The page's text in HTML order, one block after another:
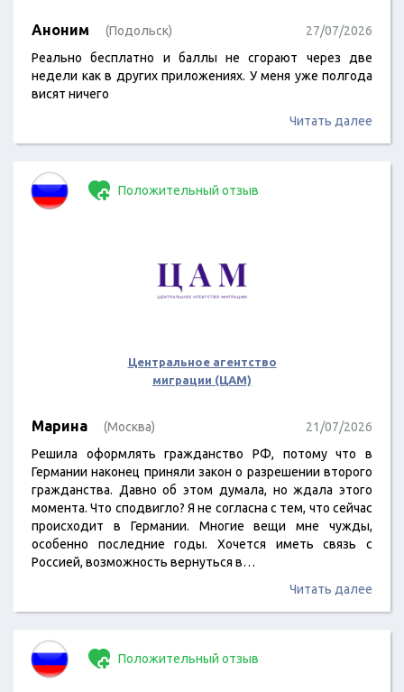
Аноним (Подольск)
27/07/2026
Реально бесплатно и баллы не сгорают через две
недели как в других приложениях. У меня уже полгода
висят ничего
Читать далее
Положительный отзыв
Центральное агентство
миграции (ЦАМ)
Марина (Москва)
21/07/2026
Решила оформлять гражданство РФ, потому что в
Германии наконец приняли закон о разрешении второго
гражданства. Давно об этом думала, но ждала этого
момента. Что сподвигло? Я не согласна с тем, что сейчас
происходит в Германии. Многие вещи мне чужды,
особенно последние годы. Хочется иметь связь с
Россией, возможность вернуться в…
Читать далее
Положительный отзыв